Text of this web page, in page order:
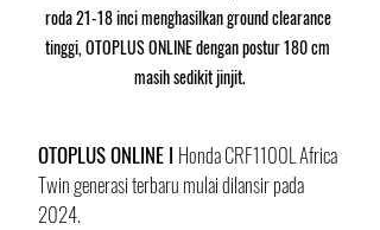
roda 21-18 inci menghasilkan ground clearance
tinggi, OTOPLUS ONLINE dengan postur 180 cm
masih sedikit jinjit.
OTOPLUS ONLINE I Honda CRF1100L Africa
Twin generasi terbaru mulai dilansir pada
2024.